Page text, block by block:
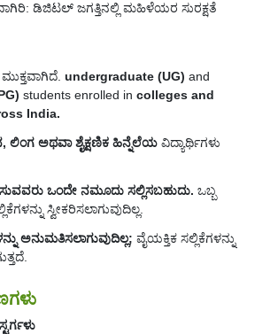
ಡಿಜಿಟಲ್ ಜಗತ್ತಿನಲ್ಲಿ ಮಹಿಳೆಯರ ಸುರಕ್ಷತೆ
undergraduate (UG) and
students enrolled in colleges and
India.
ಲಿಂಗ ಅಥವಾ ಶೈಕ್ಷಣಿಕ ಹಿನ್ನೆಲೆಯ ವಿದ್ಯಾರ್ಥಿಗಳು
ಒಂದೇ ನಮೂದು ಸಲ್ಲಿಸಬಹುದು. ಒಬ್ಬ
ಸ್ವೀಕರಿಸಲಾಗುವುದಿಲ್ಲ.
ಅನುಮತಿಸಲಾಗುವುದಿಲ್ಲ; ವೈಯಕ್ತಿಕ ಸಲ್ಲಿಕೆಗಳನ್ನು